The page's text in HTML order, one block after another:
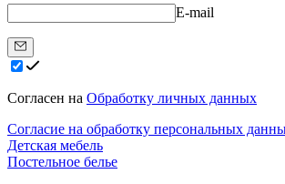
E-mail
Согласен на Обработку личных данных
Согласие на обработку персональных
Детская мебель
Постельное белье